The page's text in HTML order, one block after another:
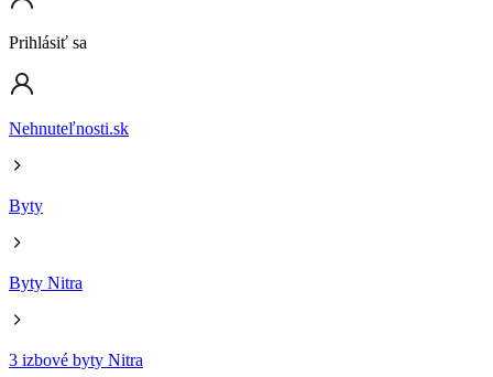
Prihlásiť sa
Nehnuteľnosti.sk
Byty
Byty Nitra
3 izbové byty Nitra